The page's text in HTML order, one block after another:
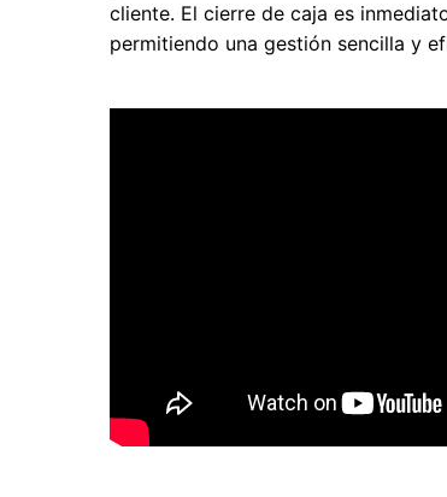
cliente. El cierre de caja es
permitiendo una gestión sencilla y